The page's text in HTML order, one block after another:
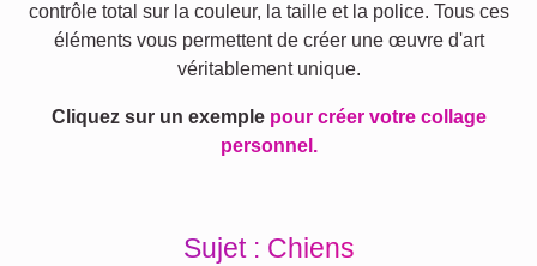
contrôle total sur la couleur, la taille et la police. Tous ces
éléments vous permettent de créer une œuvre d'art
véritablement unique.
Cliquez sur un exemple pour créer votre collage
personnel.
Sujet : Chiens